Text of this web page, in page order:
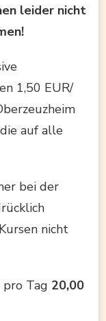
leider nicht
1,50 EUR/
auf alle
bei der
nicht
pro Tag 20,00